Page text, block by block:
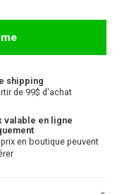
shipping
de 99$ d'achat
valable en ligne
en boutique peuvent